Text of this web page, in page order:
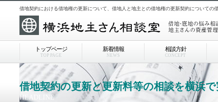
借地契約における借地権の更新について、借地人と地主との借地権の更新契約についての
借地契約の更新と更新料等の相談を横浜
HEADLINE
トップページ
TOP PAGE
新着情報
NEWS
相談方針
CONCEPT